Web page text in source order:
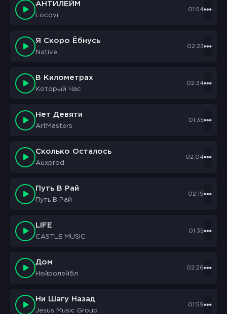
АНТИЛЕЙМ
Locovi
01:54
Я Скоро Ёбнусь
Native
02:23
В Километрах
Который Час
02:34
Нет Девяти
ArtMasters
01:35
Сколько Осталось
Auxprod
02:04
Путь В Рай
Путь В Рай
02:19
LIFE
CASTLE MUSIC
01:35
Дом
Нейролейбл
02:26
Ни Шагу Назад
Jesus Music Group
01:59